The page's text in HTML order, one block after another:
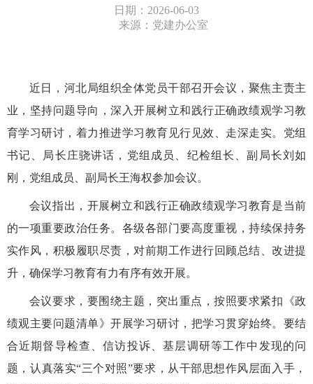
日期：2026-06-03
来源：党建办公室
近 日， 河北局组织全体党员干部召开会议， 聚焦主责主
业，坚持问题导向，深入开展树立和践行正确政绩观学习教
育学习研讨，着力推进学习教育 见行见效、 走深走实。党组
书记、局长庄骁讲话，党组成员、纪检组长、副局长刘如
刚，党组成员、副局长王海权参加会议。
会议指出，开展树立和践行正确政绩观学习教育 是当前
的一项重要政治任务。各级各部门要高度重视，持续保持务
实作风，积极履职尽责，对前期工作进行回顾总结、改进提
升， 确保学习教育有力有序有效开展。
会议要求，要围绕主题，突出重点，按照要求紧扣《政
绩观主要问题清单》开展学习研讨，把学习贯穿始终。要结
合近期督导检查、信访投诉、基层调研等工作中发现的问
题，认真落实“三个对照”要求，从干部思想作风层面入手，